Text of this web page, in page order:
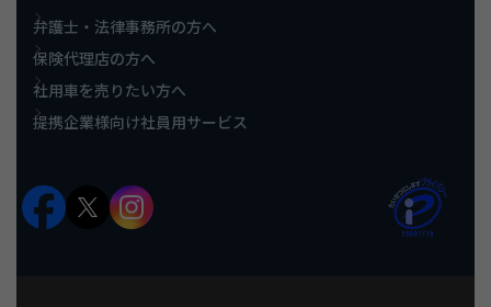
弁護士・法律事務所の方へ
保険代理店の方へ
社用車を売りたい方へ
提携企業様向け社員用サービス